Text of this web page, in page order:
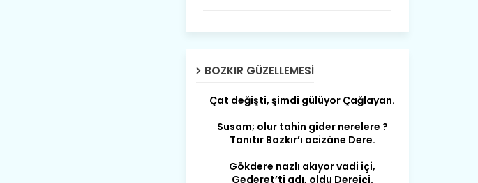
BOZKIR GÜZELLEMESI
Son yıllarda orda yok artık ağlayan,
Çat değişti, şimdi gülüyor Çağlayan.
Susam; olur tahin gider nerelere ?
Gökdere nazlı akıyor vadi içi,